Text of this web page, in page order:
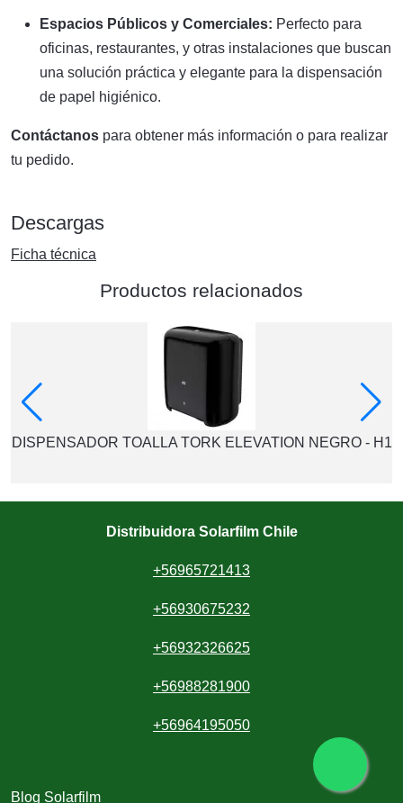
Espacios Públicos y Comerciales: Perfecto para
oficinas, restaurantes, y otras instalaciones que buscan
una solución práctica y elegante para la dispensación
de papel higiénico.
Contáctanos para obtener más información o para realizar
tu pedido.
Descargas
Ficha técnica
Productos relacionados
DISPENSADOR TOALLA TORK ELEVATION NEGRO - H1
Distribuidora Solarfilm Chile
+56965721413
+56930675232
+56932326625
+56988281900
+56964195050
Blog Solarfilm